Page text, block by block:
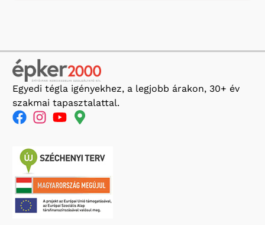
Egyedi tégla igényekhez, a legjobb árakon, 30+ év
szakmai tapasztalattal.